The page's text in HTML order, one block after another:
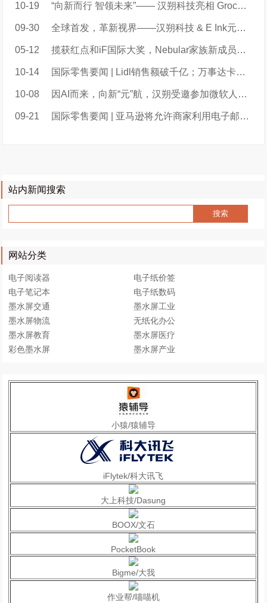
10-19 “向新而行 智领未来”—— 汉朔科技亮相 Groceryshop 2024 ，以创新科技解锁丝滑购物新体验
09-30 全球首发，革新视界——汉朔科技 & E Ink元太科技焕彩力作亮相永旺中国长沙新店
05-12 揽获红点和iF国际大奖，Nebular家族新成员再现科技与工艺美学新高度
10-14 国际零售要闻 | Lidl销售额破千亿；万事达卡推出新支付技术；Uber Eats测试送货机器人；Casino推出老年人折扣；
10-08 因AI而来，向新“元”航，汉朔受邀参加微软人工智能和物联网实验室三周年庆典
09-21 国际零售要闻 | 亚马逊将允许商家利用电子邮件营销；沃尔玛推出虚拟试衣服务；家乐福为六个国家进行集中采购...
站内新闻搜索
网站分类
电子阅读器
电子纸价签
电子笔记本
电子纸数码
墨水屏交通
墨水屏工业
墨水屏物流
无纸化办公
墨水屏教育
墨水屏医疗
彩色墨水屏
墨水屏产业
小猿/猿辅导
iFlytek/科大讯飞
大上科技/Dasung
BOOX/文石
PocketBook
Bigme/大我
作业帮/喵喵机